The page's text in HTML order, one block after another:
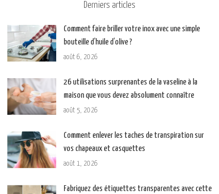
Derniers articles
Comment faire briller votre inox avec une simple
bouteille d’huile d’olive ?
août 6, 2026
26 utilisations surprenantes de la vaseline à la
maison que vous devez absolument connaître
août 5, 2026
Comment enlever les taches de transpiration sur
vos chapeaux et casquettes
août 1, 2026
Fabriquez des étiquettes transparentes avec cette